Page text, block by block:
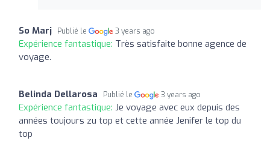
So Marj Publié le 3 years ago
Expérience fantastique: Très satisfaite bonne agence de
voyage.
Belinda Dellarosa Publié le 3 years ago
Expérience fantastique: Je voyage avec eux depuis des
années toujours zu top et cette année Jenifer le top du
top